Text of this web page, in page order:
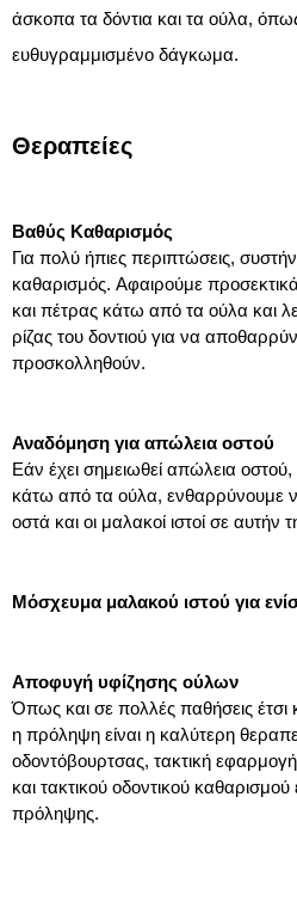
άσκοπα τα δόντια και τα ούλα,
ευθυγραμμισμένο δάγκωμα.
Θεραπείες
Βαθύς Καθαρισμός
Για πολύ ήπιες περιπτώσεις,
καθαρισμός. Αφαιρούμε
και πέτρας κάτω από τα ούλα και
ρίζας του δοντιού για να
προσκολληθούν.
Αναδόμηση για απώλεια οστού
Εάν έχει σημειωθεί απώλεια
κάτω από τα ούλα, ενθαρρύνουμε
οστά και οι μαλακοί ιστοί σε αυτήν
Μόσχευμα μαλακού ιστού για
Αποφυγή υφίζησης ούλων
Όπως και σε πολλές παθήσεις έτσι
η πρόληψη είναι η καλύτερη
οδοντόβουρτσας, τακτική
και τακτικού οδοντικού
πρόληψης.